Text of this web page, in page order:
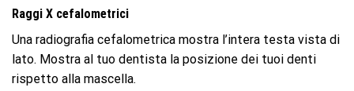
Raggi X cefalometrici
Una radiografia cefalometrica mostra l’intera testa vista di
lato. Mostra al tuo dentista la posizione dei tuoi denti
rispetto alla mascella.